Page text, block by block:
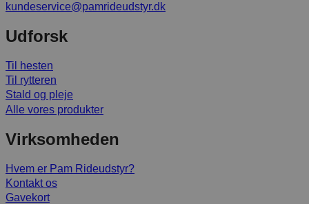
kundeservice@pamrideudstyr.dk
Udforsk
Til hesten
Til rytteren
Stald og pleje
Alle vores produkter
Virksomheden
Hvem er Pam Rideudstyr?
Kontakt os
Gavekort